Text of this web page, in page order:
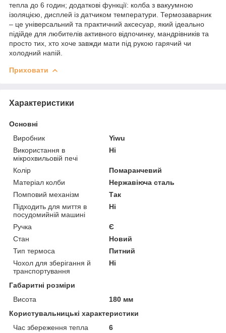
тепла до 6 годин; додаткові функції: колба з вакуумною
ізоляцією, дисплей із датчиком температури. Термозаварник
– це універсальний та практичний аксесуар, який ідеально
підійде для любителів активного відпочинку, мандрівників та
просто тих, хто хоче завжди мати під рукою гарячий чи
холодний напій.
Приховати
Характеристики
Основні
Виробник
Yiwu
Використання в
мікрохвильовій печі
Ні
Колір
Помаранчевий
Матеріал колби
Нержавіюча сталь
Помповий механізм
Так
Підходить для миття в
посудомийній машині
Ні
Ручка
Є
Стан
Новий
Тип термоса
Питний
Чохол для зберігання й
транспортування
Ні
Габаритні розміри
Висота
180 мм
Користувальницькі характеристики
Час збереження тепла
6